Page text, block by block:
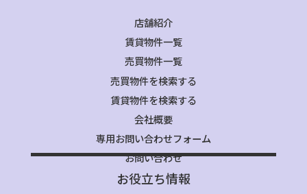
店舗紹介
賃貸物件一覧
売買物件一覧
売買物件を検索する
賃貸物件を検索する
会社概要
専用お問い合わせフォーム
お問い合わせ
お役立ち情報